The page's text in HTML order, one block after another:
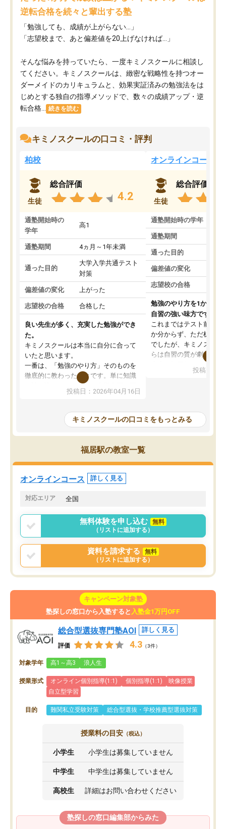
逆転合格を続々と輩出する塾
「勉強しても、成績が上がらない…」
「志望校まで、あと偏差値を20上げなければ…」
そんな悩みを持っていたら、一度キミノスクールに相談し
てください。キミノスクールは、緻密な戦略性を持つオー
ダーメイドのカリキュラムと、効果実証済みの勉強法をは
じめとする独自の指導メソッドで、数々の成績アップ・逆
転合格...
続きを読む
キミノスクールの口コミ・評判
柏校
生徒
総合評価
4.2
通塾開始時の
学年
高1
通塾期間 4ヵ月～1年未満
通った目的
大学入学共通テスト
対策
偏差値の変化 上がった
志望校の合格 合格した
良い先生が多く、充実した勉強ができ
た。
キミノスクールは本当に自分に合って
いたと思います。
一番は、「勉強のやり方」そのものを
徹底的に教わったことです。単に知識
を詰め込むのではなく、自学自習の習
慣が身につくよう並走してくれるの
はなくなりました。
講師の方との距離も近く、親身なコー
チングのおかげで、停滞期もモチベー
ションを維持できました。「やらされ
る勉強」から「目標のための勉強」へ
意識が変わったことが、目標校への合
投稿日：2026年04月16日
オンラインコース
生徒
総合評価
通塾開始時の学年
通塾期間
通った目的
偏差値の変化
志望校の合格
勉強のやり方を1から教
自習の強い味方です。
これまではテスト前に何
か分からず、ただ机に座
でしたが、キミノスクー
らは自習の質が劇的に変
を明確にしてくれるの
の仕方をコーチングして
ルなので、家での学習習
身につきました。結果と
た。自分から学ぶ姿勢を
投稿日：
キミノスクールの口コミをもっとみる
福居駅の教室一覧
オンラインコース 詳しく見る
対応エリア 全国
無料体験を申し込む
無料
（リストに追加する）
資料を請求する
無料
（リストに追加する）
キャンペーン対象塾
塾探しの窓口から入塾すると 入塾金1万円OFF
総合型選抜専門塾AOI 詳しく見る
評価 4.3 （3件）
対象学年 高1～高3 浪人生
授業形式 オンライン個別指導(1:1) 個別指導(1:1)
映像授業
自立型学習
目的 難関私立受験対策 総合型選抜・学校推薦型選抜対策
授業料の目安 （税込）
小学生 小学生は募集していません
中学生 中学生は募集していません
高校生 詳細はお問い合わせください
塾探しの窓口編集部からみた